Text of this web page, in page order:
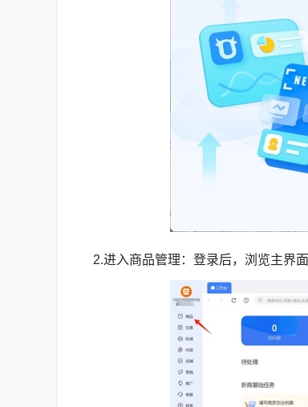
2.进入商品管理：登录后，浏览主界